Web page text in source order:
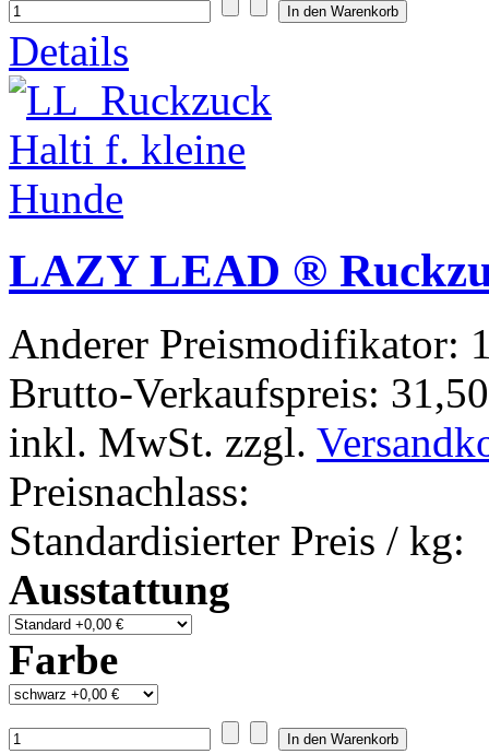
Details
LAZY LEAD ®
Anderer Preismodifikator:
Brutto-Verkaufspreis:
inkl. MwSt. zzgl.
Preisnachlass:
Standardisierter Preis / kg:
Ausstattung
Farbe